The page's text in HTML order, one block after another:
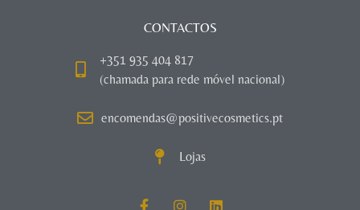
CONTACTOS
+351 935 404 817
(chamada para rede móvel nacional)
encomendas@positivecosmetics.pt
Lojas